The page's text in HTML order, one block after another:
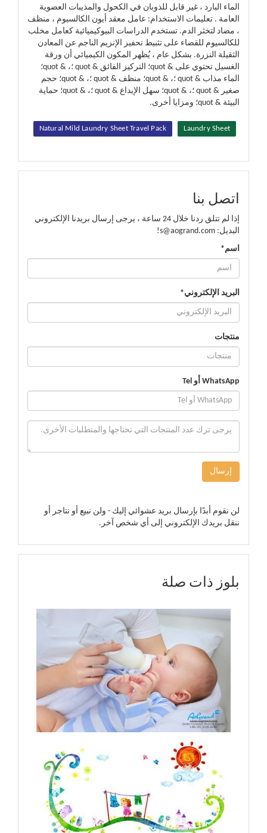
الماء البارد ، غير قابل للذوبان في الكحول والمذيبات العضوية
العامة . تعليمات الاستخدام: عامل معقد أيون الكالسيوم ، منظف
، مضاد لتخثر الدم. تستخدم الدراسات البيوكيميائية كعامل مخلب
للكالسيوم للقضاء على تثبيط تحفيز الإنزيم الناجم عن المعادن
الثقيلة النزرة. بشكل عام ، يُظهر المكون الكيميائي أن ورقة
الغسيل تحتوي على & quot؛ التركيز الفائق & quot ؛، & quot؛
الماء مذاب & quot ؛، & quot؛ منظف & quot ؛، & quot؛ حجم
صغير & quot ؛، & quot؛ سهل الإيداع & quot ؛، & quot؛ حماية
البيئة & quot؛ ومزايا أخرى.
Laundry Sheet
Natural Mild Laundry Sheet Travel Pack
اتصل بنا
إذا لم تتلق ردنا خلال 24 ساعة ، يرجى إرسال بريدنا الإلكتروني
البديل: s@aogrand.com!
اسم*
البريد الإلكتروني*
منتجات
WhatsApp أو Tel
إرسال
لن نقوم أبدًا بإرسال بريد عشوائي إليك - ولن نبيع أو نتاجر أو
ننقل بريدك الإلكتروني إلى أي شخص آخر.
بلوز ذات صلة